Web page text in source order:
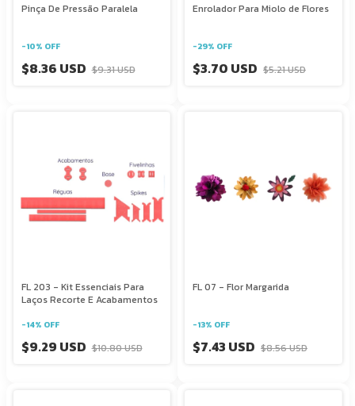
Pinça De Pressão Paralela
-10% OFF
$8.36 USD $9.31 USD
Enrolador Para Miolo de Flores
-29% OFF
$3.70 USD $5.21 USD
FL 203 - Kit Essenciais Para
Laços Recorte E Acabamentos
-14% OFF
$9.29 USD $10.80 USD
FL 07 - Flor Margarida
-13% OFF
$7.43 USD $8.56 USD